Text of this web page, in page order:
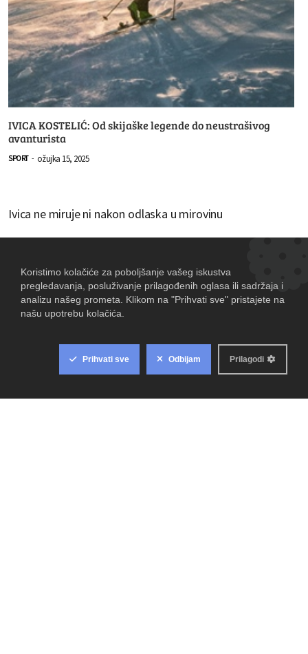
IVICA KOSTELIĆ: Od skijaške legende do neustrašivog
avanturista
SPORT - ožujka 15, 2025
Ivica ne miruje ni nakon odlaska u mirovinu